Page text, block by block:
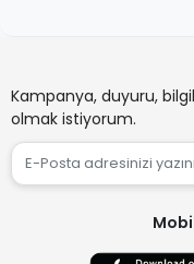
Kampanya, duyuru,
olmak istiyorum.